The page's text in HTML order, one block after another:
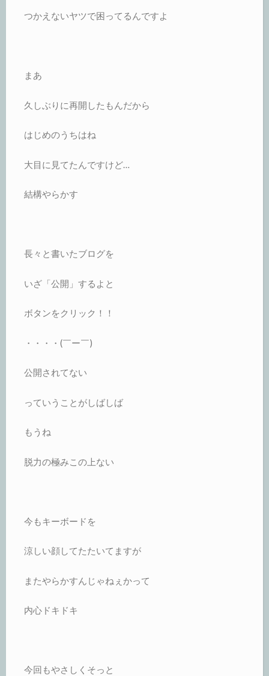
つかえないヤツで困ってるんですよ
まあ
久しぶりに再開したもんだから
はじめのうちはね
大目に見てたんですけど…
結構やらかす
長々と書いたブログを
いざ「公開」するよと
ボタンをクリック！！
・・・・(￣ー￣)
公開されてない
っていうことがしばしば
もうね
脱力の極みこの上ない
今もキーボードを
涼しい顔してたたいてますが
またやらかすんじゃねぇかって
内心ドキドキ
今回もやさしくそっと